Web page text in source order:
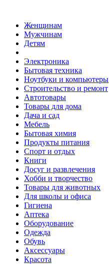
Женщинам
Мужчинам
Детям
Электроника
Бытовая техника
Ноутбуки и компьютеры
Строительство и ремонт
Автотовары
Товары для дома
Дача и сад
Мебель
Бытовая химия
Продукты питания
Спорт и отдых
Книги
Досуг и развлечения
Хобби и творчество
Товары для животных
Для школы и офиса
Гигиена
Аптека
Оборудование
Одежда
Обувь
Аксессуары
Красота